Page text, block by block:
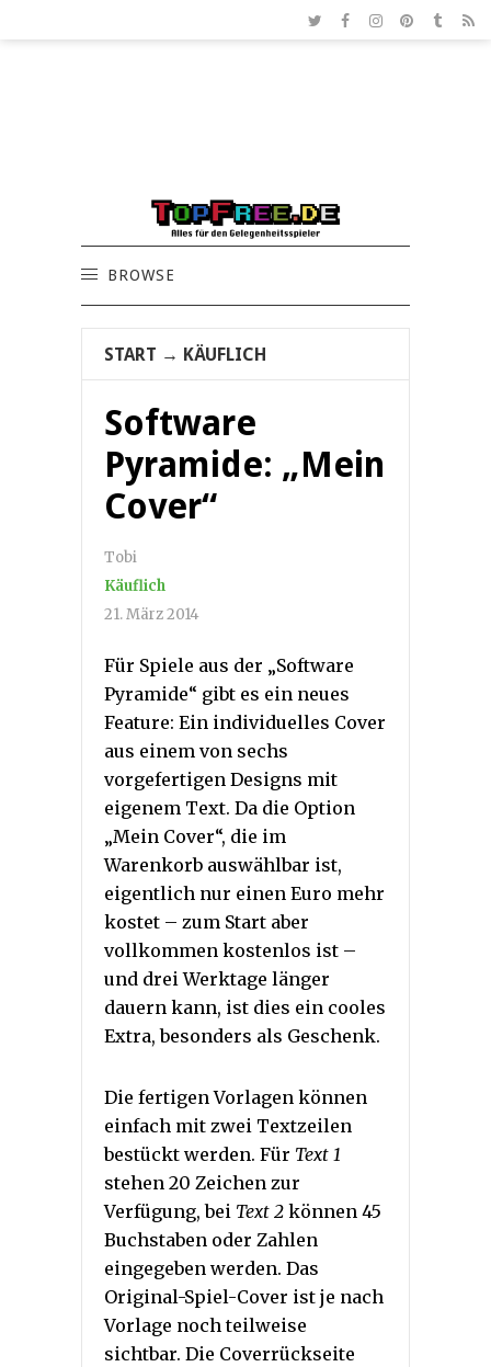
BROWSE
START → KÄUFLICH
Software
Pyramide: „Mein
Cover“
Tobi
Käuflich
21. März 2014
Für Spiele aus der „Software
Pyramide“ gibt es ein neues
Feature: Ein individuelles Cover
aus einem von sechs
vorgefertigen Designs mit
eigenem Text. Da die Option
„Mein Cover“, die im
Warenkorb auswählbar ist,
eigentlich nur einen Euro mehr
kostet – zum Start aber
vollkommen kostenlos ist –
und drei Werktage länger
dauern kann, ist dies ein cooles
Extra, besonders als Geschenk.
Die fertigen Vorlagen können
einfach mit zwei Textzeilen
bestückt werden. Für Text 1
stehen 20 Zeichen zur
Verfügung, bei Text 2 können 45
Buchstaben oder Zahlen
eingegeben werden. Das
Original-Spiel-Cover ist je nach
Vorlage noch teilweise
sichtbar. Die Coverrückseite